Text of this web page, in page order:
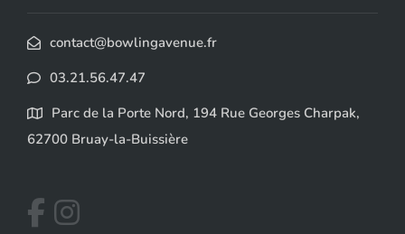
contact@bowlingavenue.fr
03.21.56.47.47
Parc de la Porte Nord, 194 Rue Georges Charpak,
62700 Bruay-la-Buissière